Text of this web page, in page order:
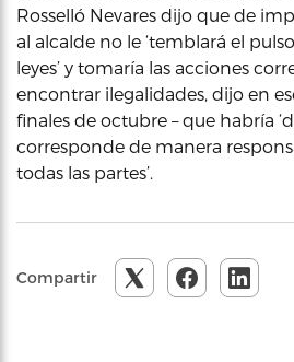
Rosselló Nevares dijo que de
al alcalde no le ‘temblará el
leyes’ y tomaría las acciones
encontrar ilegalidades, dijo en
finales de octubre – que habría
corresponde de manera
todas las partes’.
Compartir